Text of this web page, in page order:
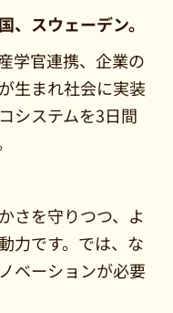
、スウェーデン。
学官連携、企業の
生まれ社会に実装
システムを3日間
さを守りつつ、よ
力です。では、な
ベーションが必要